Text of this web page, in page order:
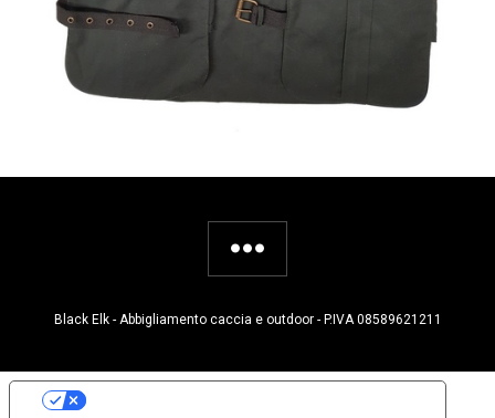
Black Elk - Abbigliamento caccia e outdoor - P.IVA 08589621211
Le tue preferenze relative alla privacy